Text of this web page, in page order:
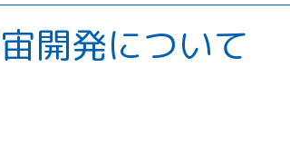
開発について